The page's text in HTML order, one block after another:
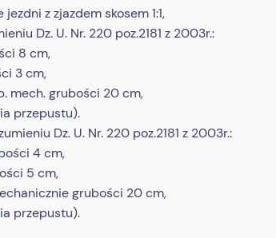
z zjazdem skosem 1:1,
Dz. U. Nr. 220 poz.2181 z 2003r.:
8 cm,
3 cm,
mech. grubości 20 cm,
przepustu).
Dz. U. Nr. 220 poz.2181 z 2003r.:
4 cm,
5 cm,
grubości 20 cm,
przepustu).